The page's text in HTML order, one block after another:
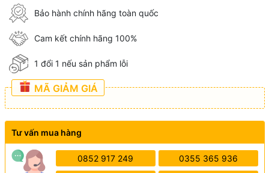
Bảo hành chính hãng toàn quốc
Cam kết chính hãng 100%
1 đổi 1 nếu sản phẩm lỗi
MÃ GIẢM GIÁ
Tư vấn mua hàng
0852 917 249 0355 365 936